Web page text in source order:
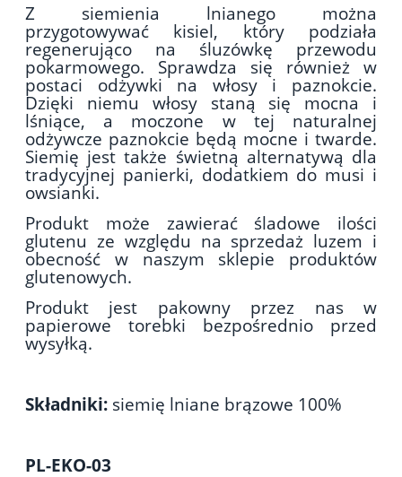
Z siemienia lnianego można
przygotowywać kisiel, który podziała
regenerująco na śluzówkę przewodu
pokarmowego. Sprawdza się również w
postaci odżywki na włosy i paznokcie.
Dzięki niemu włosy staną się mocna i
lśniące, a moczone w tej naturalnej
odżywcze paznokcie będą mocne i twarde.
Siemię jest także świetną alternatywą dla
tradycyjnej panierki, dodatkiem do musi i
owsianki.
Produkt może zawierać śladowe ilości
glutenu ze względu na sprzedaż luzem i
obecność w naszym sklepie produktów
glutenowych.
Produkt jest pakowny przez nas w
papierowe torebki bezpośrednio przed
wysyłką.
Składniki: siemię lniane brązowe 100%
PL-EKO-03